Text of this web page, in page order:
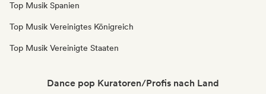
Top Musik Spanien
Top Musik Vereinigtes Königreich
Top Musik Vereinigte Staaten
Dance pop Kuratoren/Profis nach Land